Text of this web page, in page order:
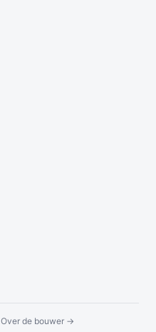
Over de bouwer →